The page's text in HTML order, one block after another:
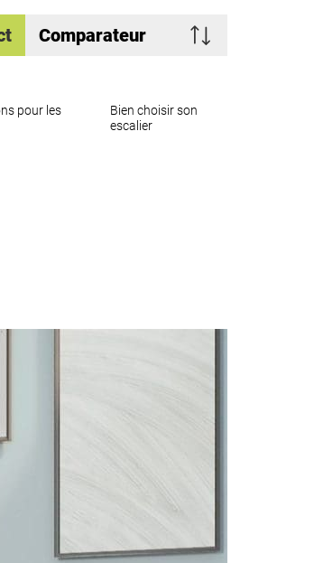
Comparateur
pour les
Bien choisir son
escalier